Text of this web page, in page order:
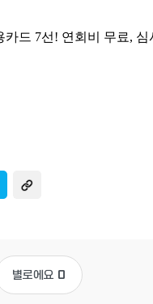
카드 7선! 연회비 무료, 심
별로에요 0